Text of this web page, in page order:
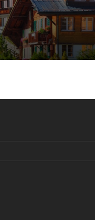
деньги
ШНБ
млрд